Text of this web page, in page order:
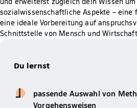
sozialwissenschaftliche Aspekte – eine
eine ideale Vorbereitung auf
Schnittstelle von Mensch und
Du lernst
passende Auswahl von
Vorgehensweisen